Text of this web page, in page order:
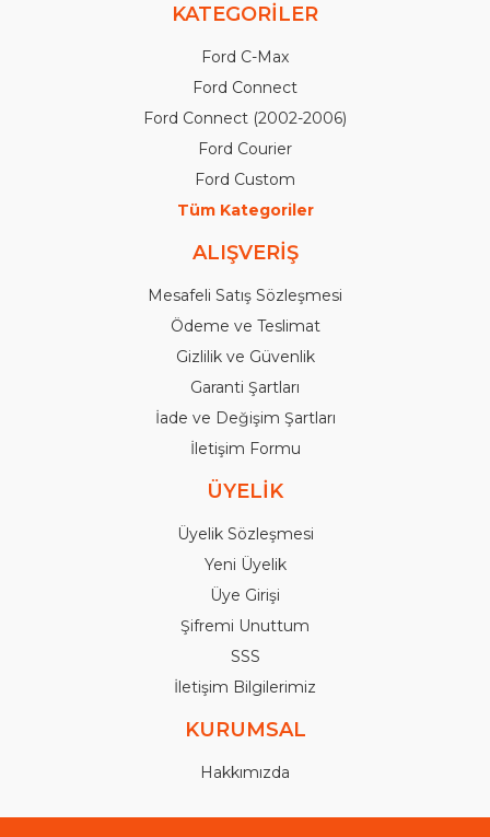
KATEGORİLER
Ford C-Max
Ford Connect
Ford Connect (2002-2006)
Ford Courier
Ford Custom
Tüm Kategoriler
ALIŞVERİŞ
Mesafeli Satış Sözleşmesi
Ödeme ve Teslimat
Gizlilik ve Güvenlik
Garanti Şartları
İade ve Değişim Şartları
İletişim Formu
ÜYELİK
Üyelik Sözleşmesi
Yeni Üyelik
Üye Girişi
Şifremi Unuttum
SSS
İletişim Bilgilerimiz
KURUMSAL
Hakkımızda